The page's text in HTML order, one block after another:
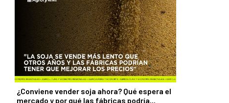
¿Conviene vender soja ahora? Qué espera el
mercado y por qué las fábricas podría...